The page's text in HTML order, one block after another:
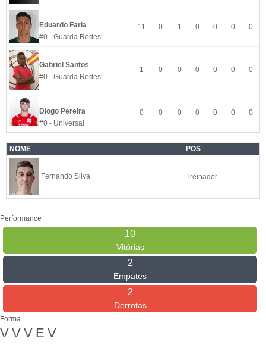
Eduardo Faria
#0 - Guarda Redes
11 0 1 0 0 0 0
Gabriel Santos
#0 - Guarda Redes
1 0 0 0 0 0 0
Diogo Pereira
#0 - Universal
0 0 0 0 0 0 0
NOME POS
Fernando Silva Treinador
Performance
10
Vitórias
2
Empates
2
Derrotas
Forma
V V V E V